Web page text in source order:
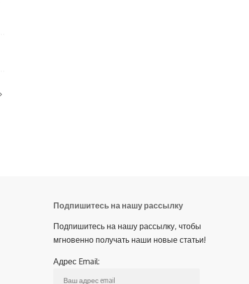
Подпишитесь на нашу рассылку
Подпишитесь на нашу рассылку, чтобы
мгновенно получать наши новые статьи!
Адрес Email: